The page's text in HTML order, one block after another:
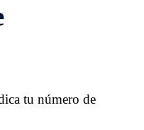
tu número de